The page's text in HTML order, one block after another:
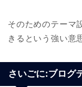
そのためのテーマ
きるという強い意
さいごに:ブログ